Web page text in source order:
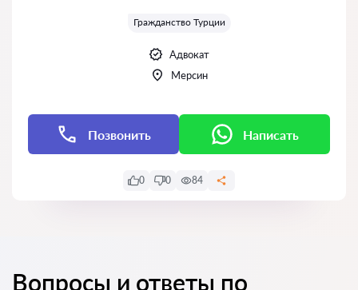
Гражданство Турции
Адвокат
Мерсин
Позвонить Написать
0 0 84
Вопросы и ответы по